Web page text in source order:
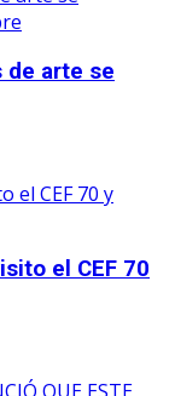
de arte se
el CEF 70